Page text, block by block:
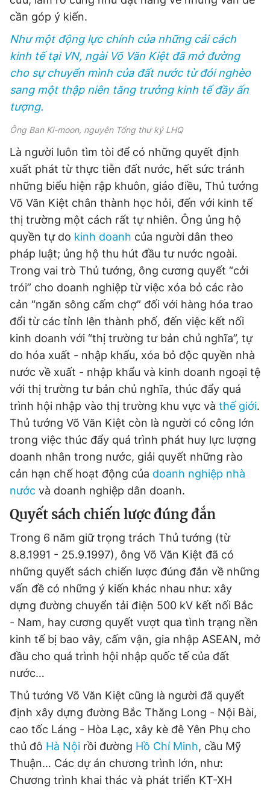
cần góp ý kiến.
Như một động lực chính của những cải cách
kinh tế tại VN, ngài Võ Văn Kiệt đã mở đường
cho sự chuyển mình của đất nước từ đói nghèo
sang một thập niên tăng trưởng kinh tế đầy ấn
tượng.
Ông Ban Ki-moon, nguyên Tổng thư ký LHQ
Là người luôn tìm tòi để có những quyết định
xuất phát từ thực tiễn đất nước, hết sức tránh
những biểu hiện rập khuôn, giáo điều, Thủ tướng
Võ Văn Kiệt chân thành học hỏi, đến với kinh tế
thị trường một cách rất tự nhiên. Ông ủng hộ
quyền tự do kinh doanh của người dân theo
pháp luật; ủng hộ thu hút đầu tư nước ngoài.
Trong vai trò Thủ tướng, ông cương quyết “cởi
trói” cho doanh nghiệp từ việc xóa bỏ các rào
cản “ngăn sông cấm chợ” đối với hàng hóa trao
đổi từ các tỉnh lên thành phố, đến việc kết nối
kinh doanh với “thị trường tư bản chủ nghĩa”, tự
do hóa xuất - nhập khẩu, xóa bỏ độc quyền nhà
nước về xuất - nhập khẩu và kinh doanh ngoại tệ
với thị trường tư bản chủ nghĩa, thúc đẩy quá
trình hội nhập vào thị trường khu vực và thế giới.
Thủ tướng Võ Văn Kiệt còn là người có công lớn
trong việc thúc đẩy quá trình phát huy lực lượng
doanh nhân trong nước, giải quyết những rào
cản hạn chế hoạt động của doanh nghiệp nhà
nước và doanh nghiệp dân doanh.
Quyết sách chiến lược đúng đắn
Trong 6 năm giữ trọng trách Thủ tướng (từ
8.8.1991 - 25.9.1997), ông Võ Văn Kiệt đã có
những quyết sách chiến lược đúng đắn về những
vấn đề có những ý kiến khác nhau như: xây
dựng đường chuyển tải điện 500 kV kết nối Bắc
- Nam, hay cương quyết vượt qua tình trạng nền
kinh tế bị bao vây, cấm vận, gia nhập ASEAN, mở
đầu cho quá trình hội nhập quốc tế của đất
nước…
Thủ tướng Võ Văn Kiệt cũng là người đã quyết
định xây dựng đường Bắc Thăng Long - Nội Bài,
cao tốc Láng - Hòa Lạc, xây kè đê Yên Phụ cho
thủ đô Hà Nội rồi đường Hồ Chí Minh, cầu Mỹ
Thuận… Các dự án chương trình lớn, như:
Chương trình khai thác và phát triển KT-XH